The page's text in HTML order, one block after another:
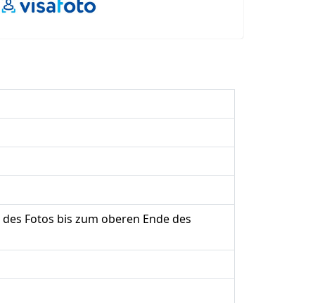
Fotos bis zum oberen Ende des